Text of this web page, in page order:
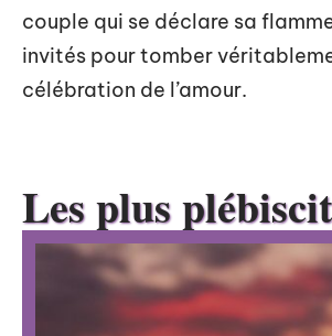
couple qui se déclare sa
invités pour tomber
célébration de l’amour.
Les plus